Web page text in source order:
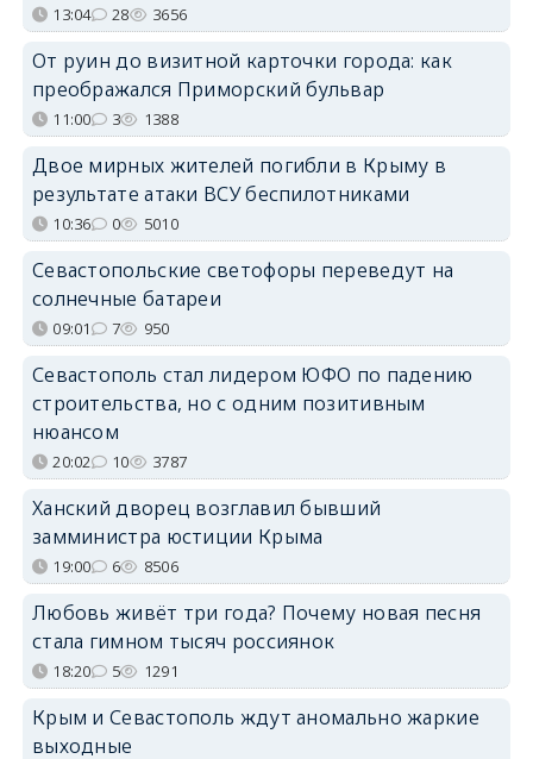
13:04 28 3656
От руин до визитной карточки города: как
преображался Приморский бульвар
11:00 3 1388
Двое мирных жителей погибли в Крыму в
результате атаки ВСУ беспилотниками
10:36 0 5010
Севастопольские светофоры переведут на
солнечные батареи
09:01 7 950
Севастополь стал лидером ЮФО по падению
строительства, но с одним позитивным
нюансом
20:02 10 3787
Ханский дворец возглавил бывший
замминистра юстиции Крыма
19:00 6 8506
Любовь живёт три года? Почему новая песня
стала гимном тысяч россиянок
18:20 5 1291
Крым и Севастополь ждут аномально жаркие
выходные